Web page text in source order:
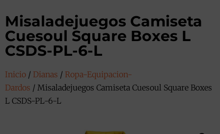
Misaladejuegos Camiseta
Cuesoul Square Boxes L
CSDS-PL-6-L
Inicio / Dianas / Ropa-Equipacion-
Dardos / Misaladejuegos Camiseta Cuesoul Square Boxes
L CSDS-PL-6-L